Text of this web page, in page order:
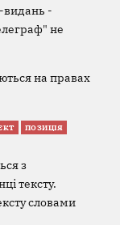
видань -
не
на правах
ПОЗИЦІЯ
з
тексту.
словами